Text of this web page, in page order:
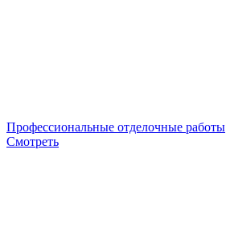
Профессиональные отделочные работы
Смотреть